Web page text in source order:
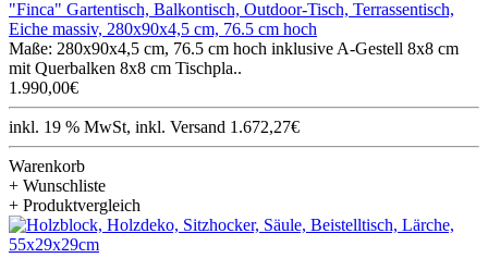
"Finca" Gartentisch, Balkontisch, Outdoor-Tisch, Terrassentisch,
Eiche massiv, 280x90x4,5 cm, 76.5 cm hoch
Maße: 280x90x4,5 cm, 76.5 cm hoch inklusive A-Gestell 8x8 cm
mit Querbalken 8x8 cm Tischpla..
1.990,00€
inkl. 19 % MwSt, inkl. Versand 1.672,27€
Warenkorb
+ Wunschliste
+ Produktvergleich